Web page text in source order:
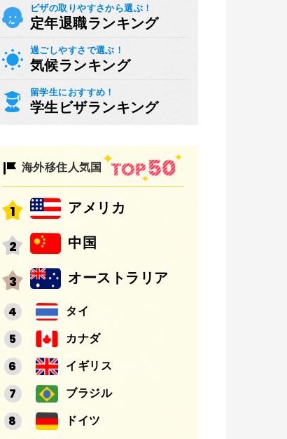
ビザの取りやすさから選ぶ！
定年退職ランキング
過ごしやすさで選ぶ！
気候ランキング
留学生におすすめ！
学生ビザランキング
海外移住人気国
アメリカ
中国
オーストラリア
タイ
カナダ
イギリス
ブラジル
ドイツ